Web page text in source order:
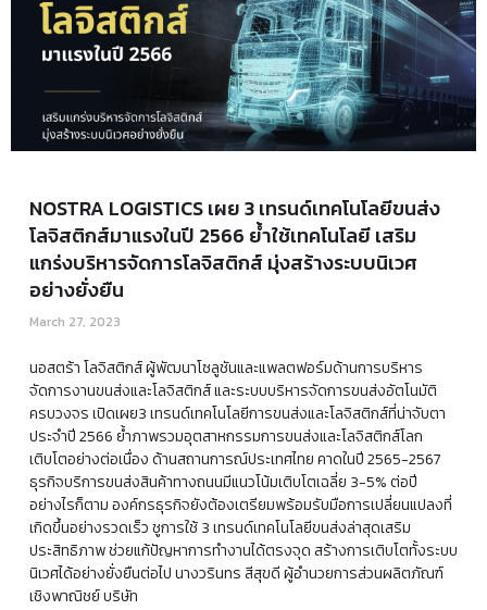
NOSTRA LOGISTICS เผย 3 เทรนด์เทคโนโลยีขนส่ง
โลจิสติกส์มาแรงในปี 2566 ย้ำใช้เทคโนโลยี เสริม
แกร่งบริหารจัดการโลจิสติกส์ มุ่งสร้างระบบนิเวศ
อย่างยั่งยืน
March 27, 2023
นอสตร้า โลจิสติกส์ ผู้พัฒนาโซลูชันและแพลตฟอร์มด้านการบริหาร
จัดการงานขนส่งและโลจิสติกส์ และระบบบริหารจัดการขนส่งอัตโนมัติ
ครบวงจร เปิดเผย3 เทรนด์เทคโนโลยีการขนส่งและโลจิสติกส์ที่น่าจับตา
ประจำปี 2566 ย้ำภาพรวมอุตสาหกรรมการขนส่งและโลจิสติกส์โลก
เติบโตอย่างต่อเนื่อง ด้านสถานการณ์ประเทศไทย คาดในปี 2565-2567
ธุรกิจบริการขนส่งสินค้าทางถนนมีแนวโน้มเติบโตเฉลี่ย 3-5% ต่อปี
อย่างไรก็ตาม องค์กรธุรกิจยังต้องเตรียมพร้อมรับมือการเปลี่ยนแปลงที่
เกิดขึ้นอย่างรวดเร็ว ชูการใช้ 3 เทรนด์เทคโนโลยีขนส่งล่าสุดเสริม
ประสิทธิภาพ ช่วยแก้ปัญหาการทำงานได้ตรงจุด สร้างการเติบโตทั้งระบบ
นิเวศได้อย่างยั่งยืนต่อไป นางวรินทร สีสุขดี ผู้อำนวยการส่วนผลิตภัณฑ์
เชิงพาณิชย์ บริษัท